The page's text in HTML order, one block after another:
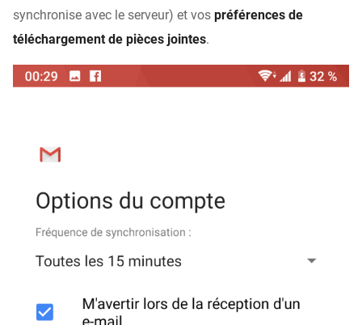
synchronise avec le serveur) et vos préférences de
téléchargement de pièces jointes.